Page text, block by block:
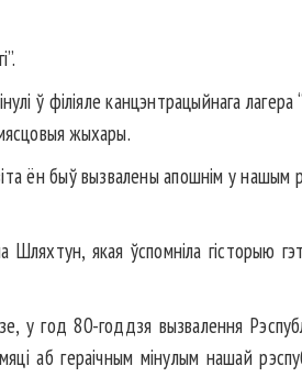
ў філіяле канцэнтрацыйнага
жыхары.
ён быў вызвалены апошнім у
якая ўспомніла гісторыю
у год 80-годдзя вызвалення
аб гераічным мінулым нашай